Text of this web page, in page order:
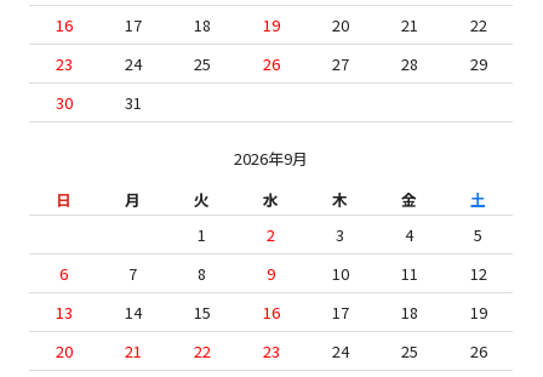
16
17 18 19 20 21
22
23
24 25 26 27 28
29
30
31
2026年9月
日
月 火 水 木 金
土
1
2 3 4
5
6
7 8 9 10 11
12
13
14 15 16 17 18
19
20
21 22 23 24 25
26